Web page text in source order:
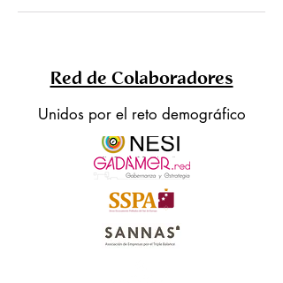
Red de Colaboradores
Unidos por el reto demográfico